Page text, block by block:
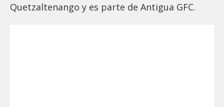
Quetzaltenango y es parte de Antigua GFC.